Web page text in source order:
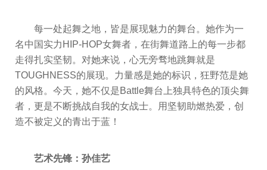
每一处起舞之地，皆是展现魅力的舞台。她作为一
名中国实力HIP-HOP女舞者，在街舞道路上的每一步都
走得扎实坚韧。对她来说，心无旁骛地跳舞就是
TOUGHNESS的展现。力量感是她的标识，狂野范是她
的风格。今天，她不仅是Battle舞台上独具特色的顶尖舞
者，更是不断挑战自我的女战士。用坚韧助燃热爱，创
造不被定义的青出于蓝！
艺术先锋：孙佳艺